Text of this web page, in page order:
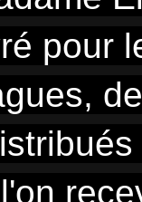
pour